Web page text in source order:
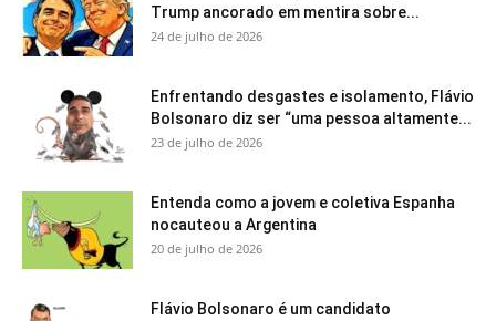
Trump ancorado em mentira sobre...
24 de julho de 2026
Enfrentando desgastes e isolamento, Flávio
Bolsonaro diz ser “uma pessoa altamente...
23 de julho de 2026
Entenda como a jovem e coletiva Espanha
nocauteou a Argentina
20 de julho de 2026
Flávio Bolsonaro é um candidato